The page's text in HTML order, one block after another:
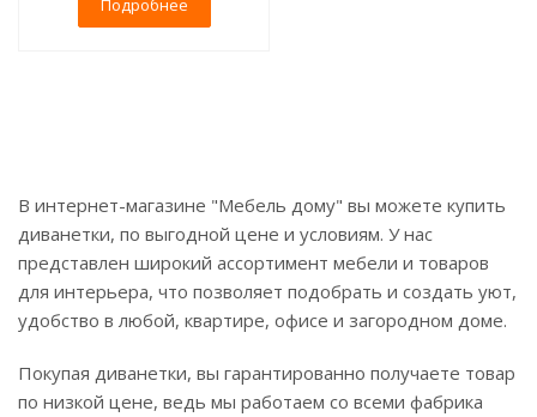
Подробнее
В интернет-магазине "Мебель дому" вы можете купить
диванетки, по выгодной цене и условиям. У нас
представлен широкий ассортимент мебели и товаров
для интерьера, что позволяет подобрать и создать уют,
удобство в любой, квартире, офисе и загородном доме.
Покупая диванетки, вы гарантированно получаете товар
по низкой цене, ведь мы работаем со всеми фабрика